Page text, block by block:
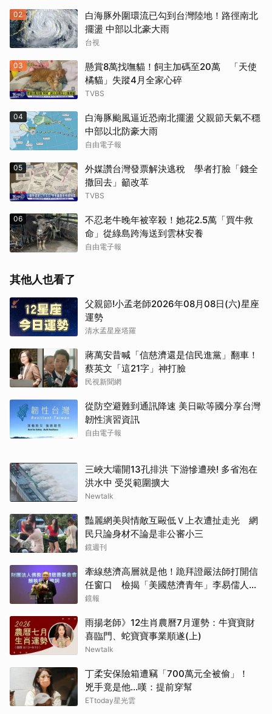
02
白海豚外圍環流已勾到台灣陸地！路徑南北
擺盪 中部以北豪大雨
台視
03
懸賞8萬找嘸貓！飼主加碼至20萬 「天使
橘貓」失蹤4月全家心碎
TVBS
04
白海豚颱風逼近恐南北擺盪 父親節天氣不穩
中部以北防豪大雨
自由電子報
05
外媒讚台灣發票解決逃稅 學者打臉「錢全
撒回去」籲改革
TVBS
06
不忍老牛晚年被宰殺！她花2.5萬「買牛救
命」從綠島跨海送到雲林安養
自由電子報
其他人也看了
父親節!小孟老師2026年08月08日(六)星座
運勢
清水孟星座塔羅
蔣萬安昔喊「信慈濟還是信民進黨」翻車！
蔡英文「這21字」神打臉
民視新聞網
從防空避難到通訊降速 美日歐等國分享台灣
韌性演習資訊
自由電子報
三峽大壩開13孔排洪 下游慘遭殃! 多省泡在
洪水中 受災範圍擴大
Newtalk
豔麗網美與情敵互毆低Ｖ上衣遭扯走光 網
民只論身材不論是非公審小三
鏡週刊
牽線慈濟高層就是他！跪拜證嚴法師打開信
任窗口 檢揭「美國慈濟青年」李易儒人脈
網絡
鏡報
雨揚老師》12生肖農曆7月運勢：牛寶寶財
喜臨門、蛇寶寶事業順遂(上)
Newtalk
丁柔安保險箱遭竊「700萬元全被偷」！
兇手竟是他...嘆：提前穿幫
ETtoday星光雲
取消